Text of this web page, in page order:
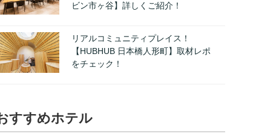
ビン市ヶ谷】詳しくご紹介！
リアルコミュニティプレイス！
【HUBHUB 日本橋人形町】取材レポ
をチェック！
すすめホテル